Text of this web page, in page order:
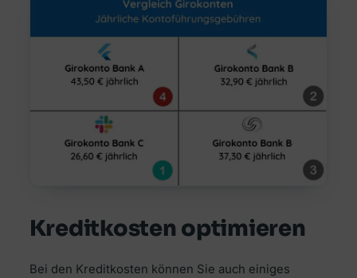
Kreditkosten optimieren
Bei den Kreditkosten können Sie auch einiges